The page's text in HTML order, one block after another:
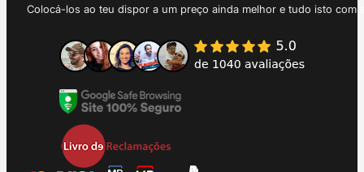
Colocá-los ao teu dispor a um preço ainda melhor e tudo isto